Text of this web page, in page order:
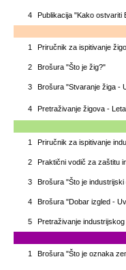
4 Publikacija "Kako ostvariti
1 Priručnik za ispitivanje
2 Brošura "Što je žig?"
3 Brošura "Stvaranje žiga -
4 Pretraživanje žigova -
1
Priručnik za ispitivanje
2 Praktični vodič za zaštitu
3 Brošura "Što je industrijski
4 Brošura "Dobar izgled -
5
Pretraživanje
1
Brošura "Što je oznaka